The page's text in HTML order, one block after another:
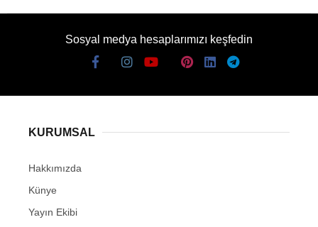
Sosyal medya hesaplarımızı keşfedin
KURUMSAL
Hakkımızda
Künye
Yayın Ekibi